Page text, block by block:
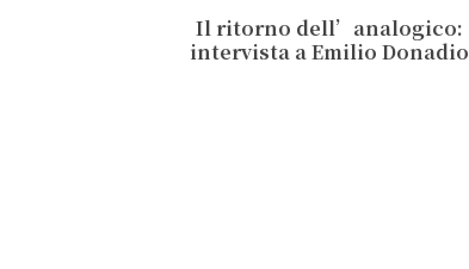
Il ritorno dell’analogico:
intervista a Emilio Donadio